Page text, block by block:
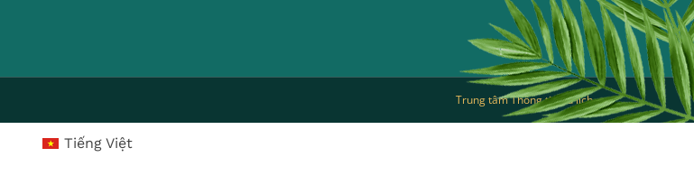
Trung tâm Thông tin du lịch
Tiếng Việt